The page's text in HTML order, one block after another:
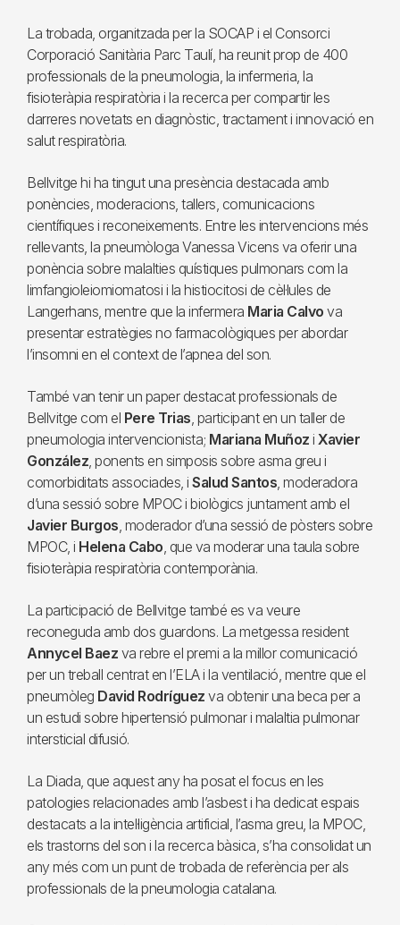
La trobada, organitzada per la SOCAP i el Consorci
Corporació Sanitària Parc Taulí, ha reunit prop de 400
professionals de la pneumologia, la infermeria, la
fisioteràpia respiratòria i la recerca per compartir les
darreres novetats en diagnòstic, tractament i innovació en
salut respiratòria.
Bellvitge hi ha tingut una presència destacada amb
ponències, moderacions, tallers, comunicacions
científiques i reconeixements. Entre les intervencions més
rellevants, la pneumòloga Vanessa Vicens va oferir una
ponència sobre malalties quístiques pulmonars com la
limfangioleiomiomatosi i la histiocitosi de cèl·lules de
Langerhans, mentre que la infermera Maria Calvo va
presentar estratègies no farmacològiques per abordar
l’insomni en el context de l’apnea del son.
També van tenir un paper destacat professionals de
Bellvitge com el Pere Trias, participant en un taller de
pneumologia intervencionista; Mariana Muñoz i Xavier
González, ponents en simposis sobre asma greu i
comorbiditats associades, i Salud Santos, moderadora
d’una sessió sobre MPOC i biològics juntament amb el
Javier Burgos, moderador d’una sessió de pòsters sobre
MPOC, i Helena Cabo, que va moderar una taula sobre
fisioteràpia respiratòria contemporània.
La participació de Bellvitge també es va veure
reconeguda amb dos guardons. La metgessa resident
Annycel Baez va rebre el premi a la millor comunicació
per un treball centrat en l’ELA i la ventilació, mentre que el
pneumòleg David Rodríguez va obtenir una beca per a
un estudi sobre hipertensió pulmonar i malaltia pulmonar
intersticial difusió.
La Diada, que aquest any ha posat el focus en les
patologies relacionades amb l’asbest i ha dedicat espais
destacats a la intel·ligència artificial, l’asma greu, la MPOC,
els trastorns del son i la recerca bàsica, s’ha consolidat un
any més com un punt de trobada de referència per als
professionals de la pneumologia catalana.